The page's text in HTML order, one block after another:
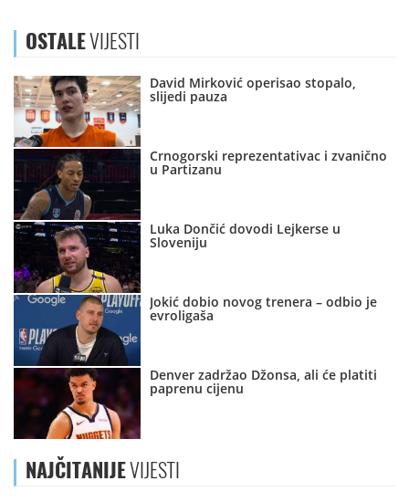
OSTALEVIJESTI
David Mirković operisao stopalo,
slijedi pauza
Crnogorski reprezentativac i zvanično
u Partizanu
Luka Dončić dovodi Lejkerse u
Sloveniju
Jokić dobio novog trenera – odbio je
evroligaša
Denver zadržao Džonsa, ali će platiti
paprenu cijenu
NAJČITANIJEVIJESTI